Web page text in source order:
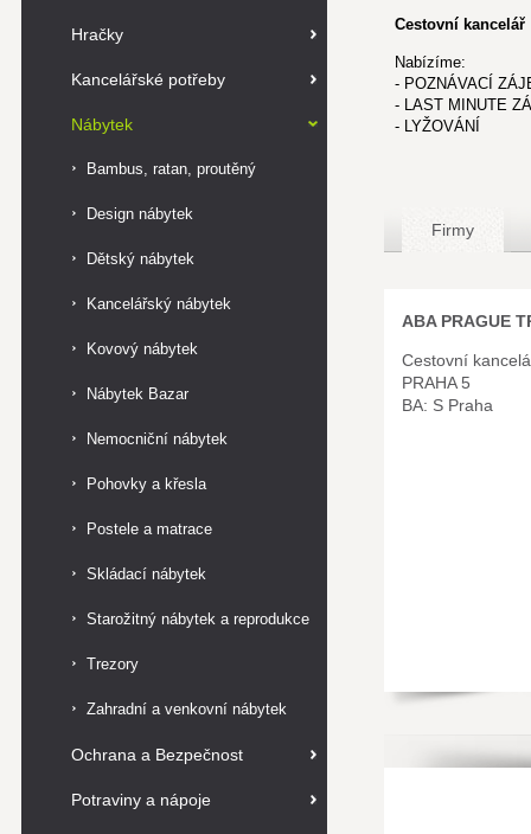
Hračky
Kancelářské potřeby
Nábytek
Bambus, ratan, proutěný
Design nábytek
Dětský nábytek
Kancelářský nábytek
Kovový nábytek
Nábytek Bazar
Nemocniční nábytek
Pohovky a křesla
Postele a matrace
Skládací nábytek
Starožitný nábytek a reprodukce
Trezory
Zahradní a venkovní nábytek
Ochrana a Bezpečnost
Potraviny a nápoje
Cestovní kancelář
Nabízíme:
- POZNÁVACÍ
- LAST MINUTE
- LYŽOVÁNÍ
Firmy
ABA PRAGUE
Cestovní
PRAHA 5
BA: S Praha